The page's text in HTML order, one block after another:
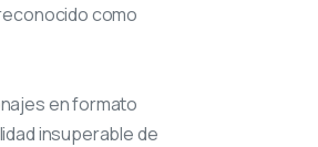
como
en formato
insuperable de